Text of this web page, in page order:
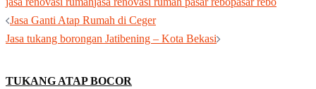
Post
navigation
Jasa Ganti Atap Rumah di Ceger
Jasa tukang borongan Jatibening – Kota Bekasi
TUKANG ATAP BOCOR